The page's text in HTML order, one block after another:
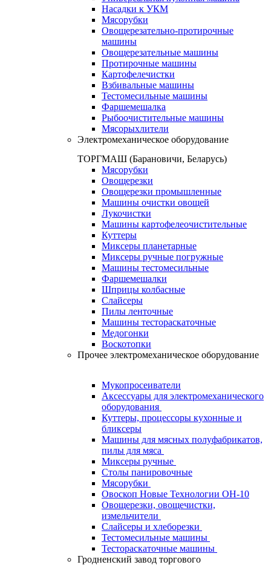
Насадки к УКМ
Мясорубки
Овощерезательно-протирочные
машины
Овощерезательные машины
Протирочные машины
Картофелечистки
Взбивальные машины
Тестомесильные машины
Фаршемешалка
Рыбоочистительные машины
Мясорыхлители
Электромеханическое оборудование
ТОРГМАШ (Барановичи, Беларусь)
Мясорубки
Овощерезки
Овощерезки промышленные
Машины очистки овощей
Лукочистки
Машины картофелеочистительные
Куттеры
Миксеры планетарные
Миксеры ручные погружные
Машины тестомесильные
Фаршемешалки
Шприцы колбасные
Слайсеры
Пилы ленточные
Машины тестораскаточные
Медогонки
Воскотопки
Прочее электромеханическое оборудование
Мукопросеиватели
Аксессуары для электромеханического
оборудования
Куттеры, процессоры кухонные и
бликсеры
Машины для мясных полуфабрикатов,
пилы для мяса
Миксеры ручные
Столы панировочные
Мясорубки
Овоскоп Новые Технологии ОН-10
Овощерезки, овощечистки,
измельчители
Слайсеры и хлеборезки
Тестомесильные машины
Тестораскаточные машины
Гродненский завод торгового